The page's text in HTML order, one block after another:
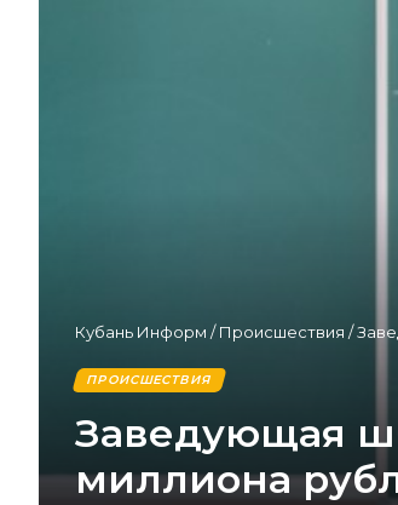
Кубань Информ /Происшествия /
ПРОИСШЕСТВИЯ
Заведующая
миллиона